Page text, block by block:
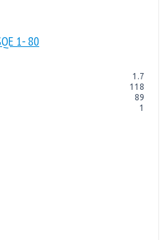
1- 80
1.7
118
89
1